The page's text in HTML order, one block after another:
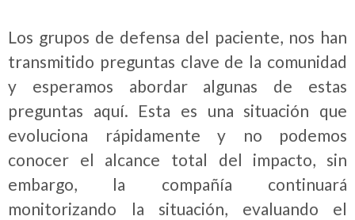
Los grupos de defensa del paciente, nos han
transmitido preguntas clave de la comunidad
y esperamos abordar algunas de estas
preguntas aquí. Esta es una situación que
evoluciona rápidamente y no podemos
conocer el alcance total del impacto, sin
embargo, la compañía continuará
monitorizando la situación, evaluando el